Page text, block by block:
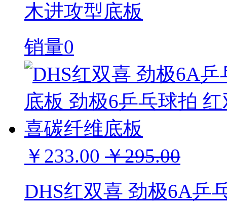
木进攻型底板
销量0
￥233.00 ￥295.00
DHS红双喜 劲极6A乒